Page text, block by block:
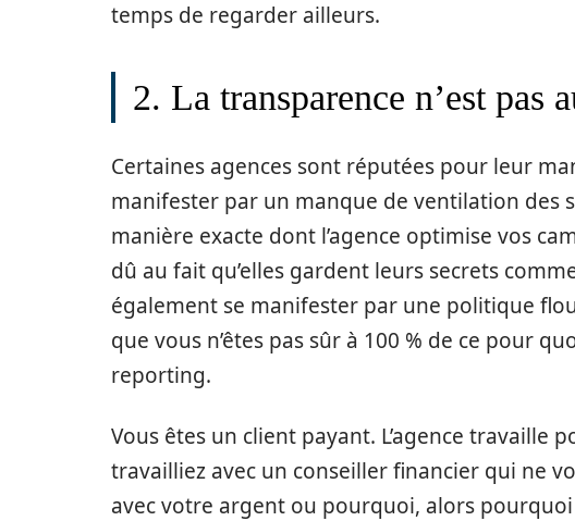
temps de regarder ailleurs.
2. La transparence n’est pas
Certaines agences sont réputées pour leur
manifester par un manque de ventilation des
manière exacte dont l’agence optimise vos
dû au fait qu’elles gardent leurs secrets
également se manifester par une politique
que vous n’êtes pas sûr à 100 % de ce pour
reporting.
Vous êtes un client payant. L’agence travaille
travailliez avec un conseiller financier qui ne
avec votre argent ou pourquoi, alors pourquoi